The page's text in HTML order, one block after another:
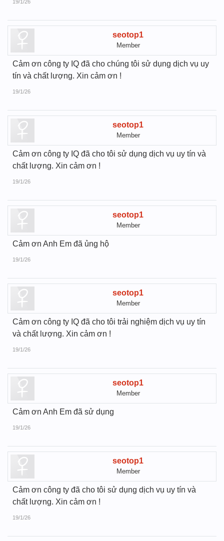
19/1/26
seotop1
Member
Cảm ơn công ty IQ đã cho chúng tôi sử dụng dịch vụ uy
tín và chất lượng. Xin cảm ơn !
19/1/26
seotop1
Member
Cảm ơn công ty IQ đã cho tôi sử dụng dịch vụ uy tín và
chất lượng. Xin cảm ơn !
19/1/26
seotop1
Member
Cảm ơn Anh Em đã ủng hộ
19/1/26
seotop1
Member
Cảm ơn công ty IQ đã cho tôi trải nghiệm dịch vụ uy tín
và chất lượng. Xin cảm ơn !
19/1/26
seotop1
Member
Cảm ơn Anh Em đã sử dụng
19/1/26
seotop1
Member
Cảm ơn công ty đã cho tôi sử dụng dịch vụ uy tín và
chất lượng. Xin cảm ơn !
19/1/26